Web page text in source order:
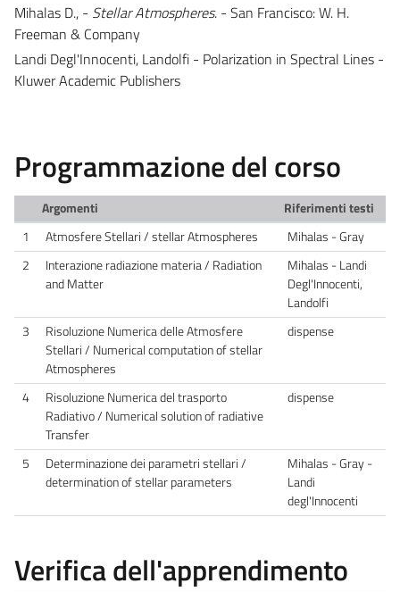
Mihalas D., - Stellar Atmospheres. - San Francisco: W. H.
Freeman & Company
Landi Degl'Innocenti, Landolfi - Polarization in Spectral Lines -
Kluwer Academic Publishers
Programmazione del corso
Argomenti
Riferimenti testi
1
Atmosfere Stellari / stellar Atmospheres
Mihalas - Gray
2
Interazione radiazione materia / Radiation
and Matter
Mihalas - Landi
Degl'Innocenti,
Landolfi
3
Risoluzione Numerica delle Atmosfere
Stellari / Numerical computation of stellar
Atmospheres
dispense
4
Risoluzione Numerica del trasporto
Radiativo / Numerical solution of radiative
Transfer
dispense
5
Determinazione dei parametri stellari /
determination of stellar parameters
Mihalas - Gray -
Landi
degl'Innocenti
Verifica dell'apprendimento